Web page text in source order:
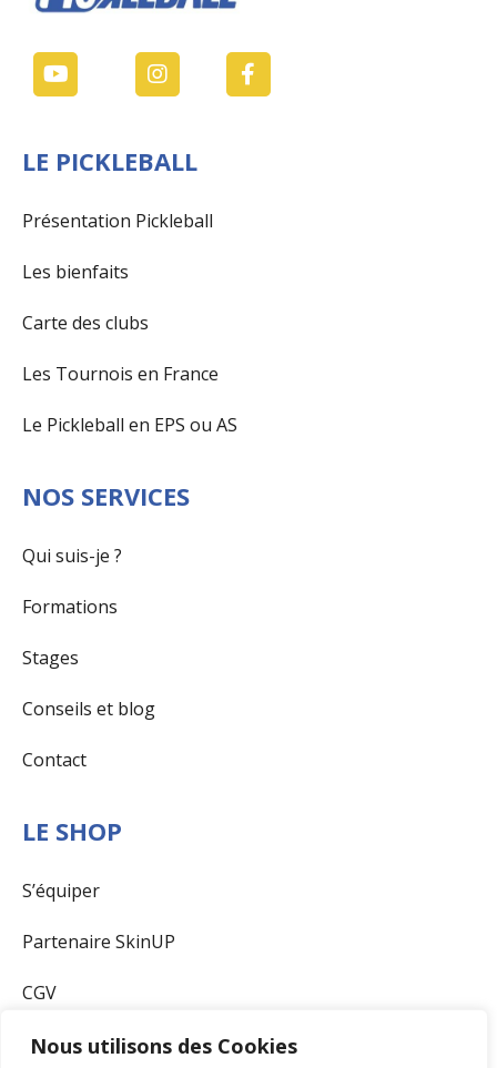
Nous utilisons des Cookies
LE PICKLEBALL
Présentation Pickleball
Les bienfaits
Carte des clubs
Les Tournois en France
Le Pickleball en EPS ou AS
NOS SERVICES
Qui suis-je ?
Formations
Stages
Conseils et blog
Contact
LE SHOP
S’équiper
Partenaire SkinUP
CGV